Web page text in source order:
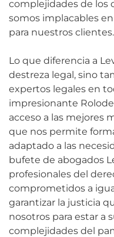
complejidades de los
somos implacables
para nuestros clientes.
Lo que diferencia a
destreza legal, sino
expertos legales en
impresionante
acceso a las mejores
que nos permite
adaptado a las
bufete de abogados
profesionales del
comprometidos a
garantizar la justicia
nosotros para estar a
complejidades del